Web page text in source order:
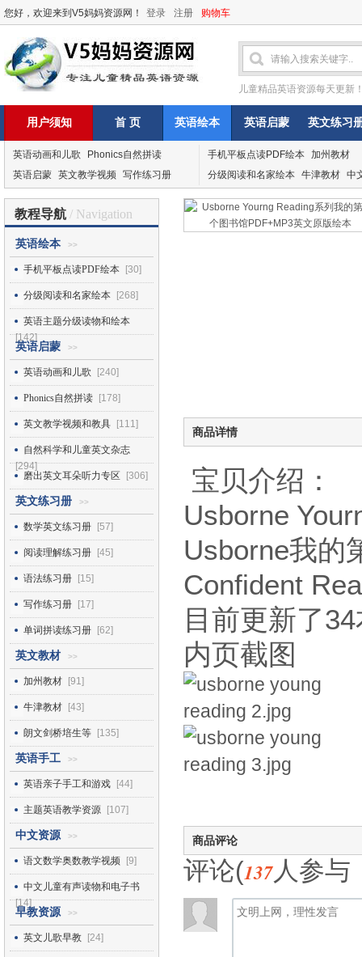
您好，欢迎来到V5妈妈资源网！ 登录 注册 购物车
儿童精品英语资源每天更新
用户须知 首 页 英语绘本 英语启蒙 英文练习
英语动画和儿歌
Phonics自然拼读
英语启蒙 英文教学视频 写作练习册
手机平板点读PDF绘本 加州教材
分级阅读和名家绘本 牛津教材 中
教程导航 / Navigation
英语绘本 >>
手机平板点读PDF绘本 [30]
分级阅读和名家绘本 [268]
英语主题分级读物和绘本
[142]
英语启蒙 >>
英语动画和儿歌 [240]
Phonics自然拼读 [178]
英文教学视频和教具 [111]
自然科学和儿童英文杂志
[294]
磨出英文耳朵听力专区
[306]
英文练习册 >>
数学英文练习册 [57]
阅读理解练习册 [45]
语法练习册 [15]
写作练习册 [17]
单词拼读练习册 [62]
英文教材 >>
加州教材 [91]
牛津教材 [43]
朗文剑桥培生等 [135]
英语手工 >>
英语亲子手工和游戏 [44]
主题英语教学资源 [107]
中文资源 >>
语文数学奥数教学视频 [9]
中文儿童有声读物和电子书
[14]
早教资源 >>
英文儿歌早教 [24]
商品详情
宝贝介绍：
Usborne
Usborne我的
Confident
目前更新了
内页截图
商品评论
评论(137人参与